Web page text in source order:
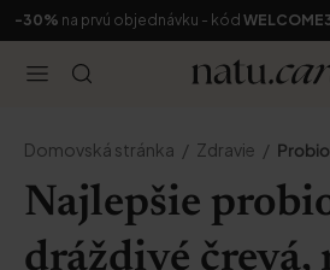
-30% na prvú objednávku - kód
Domovská stránka Zdravie
Najlepšie
dráždivé črevá,